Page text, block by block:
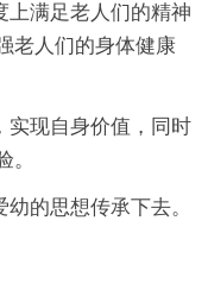
上满足老人们的精神
老人们的身体健康
实现自身价值，同时
。
的思想传承下去。